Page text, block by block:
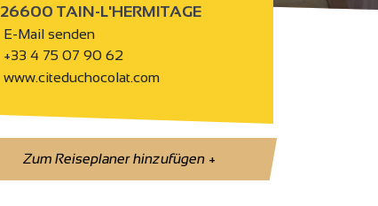
26600 TAIN-L'HERMITAGE
E-Mail senden
+33 4 75 07 90 62
www.citeduchocolat.com
Zum Reiseplaner hinzufügen+